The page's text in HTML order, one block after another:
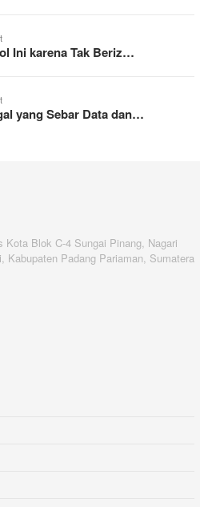
Ini karena Tak Beriz…
yang Sebar Data dan…
Kota Blok C-4 Sungai Pinang, Nagari
Kabupaten Padang Pariaman, Sumatera